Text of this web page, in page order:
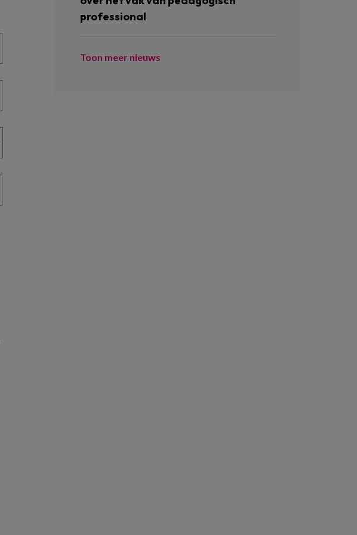
professional
Toon meer nieuws